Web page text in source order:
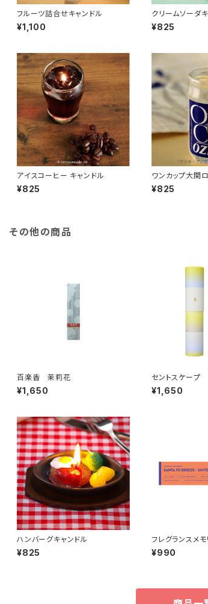
フルーツ詰合せキャンドル
¥1,100
クリームソーダ
¥825
アイスコーヒー キャンドル
¥825
ワンカップ大関
品】
¥825
その他の商品
百楽香 茉莉花
¥1,650
セントスケープ
ムスク 30本入
¥1,650
ハンバーグキャンドル
¥825
フレグランスメ
TA FE BREEZE
¥990